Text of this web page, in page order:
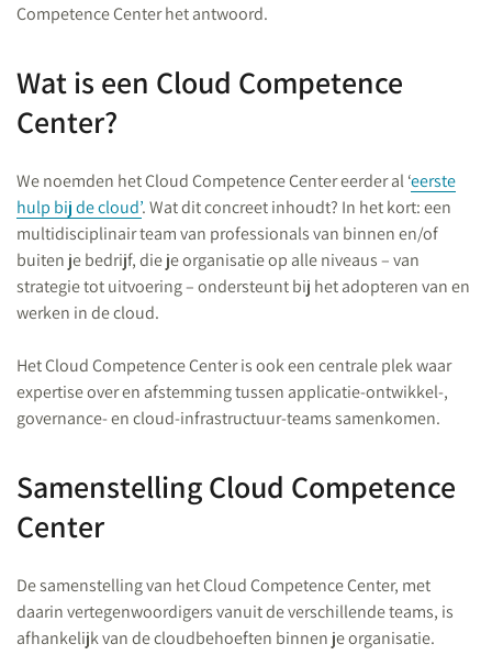
Competence Center het antwoord.
Wat is een Cloud Competence
Center?
We noemden het Cloud Competence Center eerder al ‘eerste
hulp bij de cloud’. Wat dit concreet inhoudt? In het kort: een
multidisciplinair team van professionals van binnen en/of
buiten je bedrijf, die je organisatie op alle niveaus – van
strategie tot uitvoering – ondersteunt bij het adopteren van en
werken in de cloud.
Het Cloud Competence Center is ook een centrale plek waar
expertise over en afstemming tussen applicatie-ontwikkel-,
governance- en cloud-infrastructuur-teams samenkomen.
Samenstelling Cloud Competence
Center
De samenstelling van het Cloud Competence Center, met
daarin vertegenwoordigers vanuit de verschillende teams, is
afhankelijk van de cloudbehoeften binnen je organisatie.